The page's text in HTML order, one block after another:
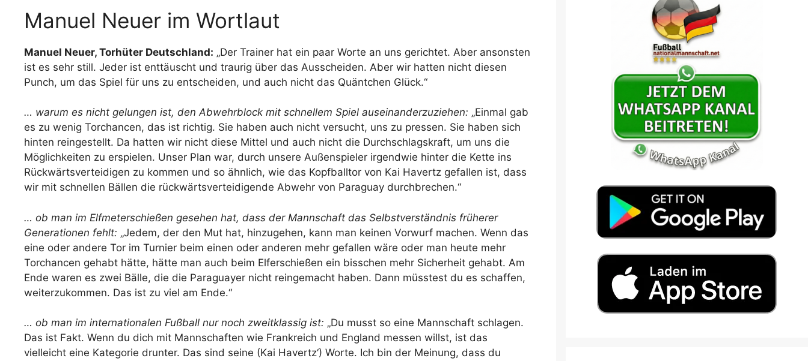
Manuel Neuer im Wortlaut
Manuel Neuer, Torhüter Deutschland: „Der Trainer hat ein paar Worte an uns gerichtet. Aber ansonsten
ist es sehr still. Jeder ist enttäuscht und traurig über das Ausscheiden. Aber wir hatten nicht diesen
Punch, um das Spiel für uns zu entscheiden, und auch nicht das Quäntchen Glück.“
… warum es nicht gelungen ist, den Abwehrblock mit schnellem Spiel auseinanderzuziehen: „Einmal gab
es zu wenig Torchancen, das ist richtig. Sie haben auch nicht versucht, uns zu pressen. Sie haben sich
hinten reingestellt. Da hatten wir nicht diese Mittel und auch nicht die Durchschlagskraft, um uns die
Möglichkeiten zu erspielen. Unser Plan war, durch unsere Außenspieler irgendwie hinter die Kette ins
Rückwärtsverteidigen zu kommen und so ähnlich, wie das Kopfballtor von Kai Havertz gefallen ist, dass
wir mit schnellen Bällen die rückwärtsverteidigende Abwehr von Paraguay durchbrechen.“
… ob man im Elfmeterschießen gesehen hat, dass der Mannschaft das Selbstverständnis früherer
Generationen fehlt: „Jedem, der den Mut hat, hinzugehen, kann man keinen Vorwurf machen. Wenn das
eine oder andere Tor im Turnier beim einen oder anderen mehr gefallen wäre oder man heute mehr
Torchancen gehabt hätte, hätte man auch beim Elferschießen ein bisschen mehr Sicherheit gehabt. Am
Ende waren es zwei Bälle, die die Paraguayer nicht reingemacht haben. Dann müsstest du es schaffen,
weiterzukommen. Das ist zu viel am Ende.“
… ob man im internationalen Fußball nur noch zweitklassig ist: „Du musst so eine Mannschaft schlagen.
Das ist Fakt. Wenn du dich mit Mannschaften wie Frankreich und England messen willst, ist das
vielleicht eine Kategorie drunter. Das sind seine (Kai Havertz‘) Worte. Ich bin der Meinung, dass du